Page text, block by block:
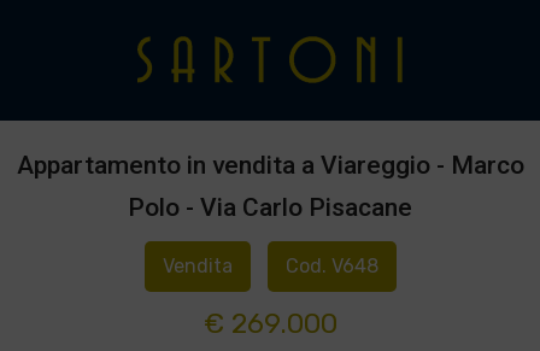
Appartamento in vendita a Viareggio - Marco
Polo - Via Carlo Pisacane
Vendita Cod. V648
€ 269.000